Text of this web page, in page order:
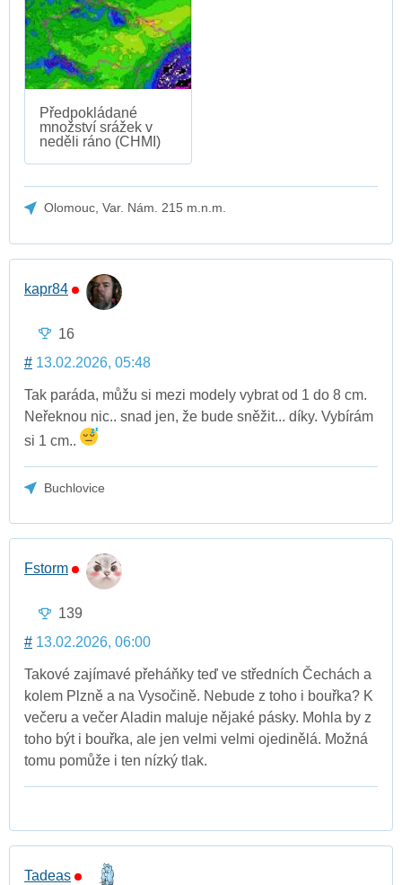
Předpokládané
množství srážek v
neděli ráno (CHMI)
Olomouc, Var. Nám. 215 m.n.m.
kapr84
16
# 13.02.2026, 05:48
Tak paráda, můžu si mezi modely vybrat od 1 do 8 cm.
Neřeknou nic.. snad jen, že bude sněžit... díky. Vybírám
si 1 cm..
Buchlovice
Fstorm
139
# 13.02.2026, 06:00
Takové zajímavé přeháňky teď ve středních Čechách a
kolem Plzně a na Vysočině. Nebude z toho i bouřka? K
večeru a večer Aladin maluje nějaké pásky. Mohla by z
toho být i bouřka, ale jen velmi velmi ojedinělá. Možná
tomu pomůže i ten nízký tlak.
Tadeas